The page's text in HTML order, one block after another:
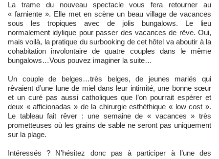
La trame du nouveau spectacle vous fera retourner au
« farniente ». Elle met en scène un beau village de vacances
sous les tropiques avec de jolis bungalows. Le lieu
normalement idylique pour passer des vacances de rêve. Oui,
mais voilà, la pratique du surbooking de cet hôtel va aboutir à la
cohabitation involontaire de quatre couples dans le même
bungalows…Vous pouvez imaginer la suite…
Un couple de belges…très belges, de jeunes mariés qui
rêvaient d’une lune de miel dans leur intimité, une bonne sœur
et un curé pas aussi catholiques que l’on pourrait espérer et
deux « afficionadas » de la chirurgie esthéthique « low cost ».
Le tableau fait rêver : une semaine de « vacances » très
prometteuses où les grains de sable ne seront pas uniquement
sur la plage.
Intéressés ? N’hésitez donc pas à participer à l’une des